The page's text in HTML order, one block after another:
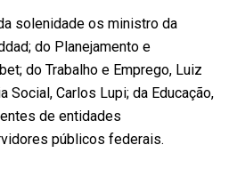
solenidade os ministro da
do Planejamento e
do Trabalho e Emprego, Luiz
Social, Carlos Lupi; da Educação,
de entidades
públicos federais.